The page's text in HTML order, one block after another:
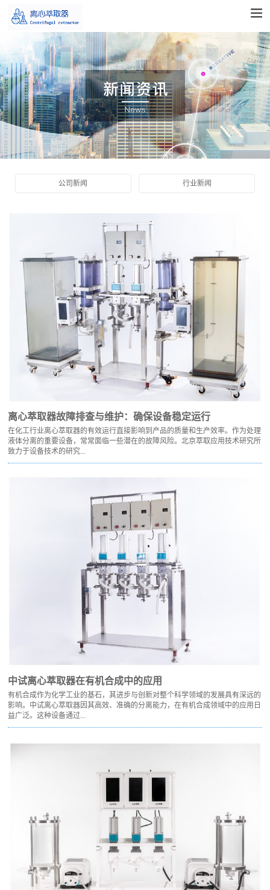
公司新闻 行业新闻
离心萃取器故障排查与维护：确保设备稳定运行
在化工行业离心萃取器的有效运行直接影响到产品的质量和生产效率。作为处理
液体分离的重要设备，常常面临一些潜在的故障风险。北京萃取应用技术研究所
致力于设备技术的研究...
中试离心萃取器在有机合成中的应用
有机合成作为化学工业的基石，其进步与创新对整个科学领域的发展具有深远的
影响。中试离心萃取器因其高效、准确的分离能力，在有机合成领域中的应用日
益广泛。这种设备通过...